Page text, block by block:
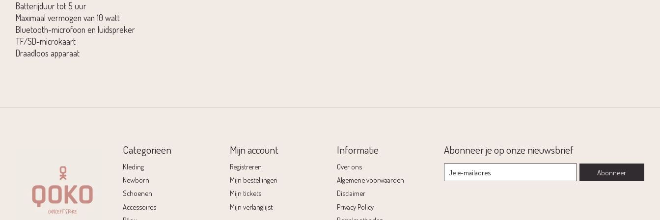
Batterijduur tot 5 uur
Maximaal vermogen van 10 watt
Bluetooth-microfoon en luidspreker
TF/SD-microkaart
Draadloos apparaat
Categorieën
Kleding
Newborn
Schoenen
Accessoires
Mijn account
Registreren
Mijn bestellingen
Mijn tickets
Mijn verlanglijst
Informatie
Over ons
Algemene voorwaarden
Disclaimer
Privacy Policy
Abonneer je op onze nieuwsbrief
Abonneer